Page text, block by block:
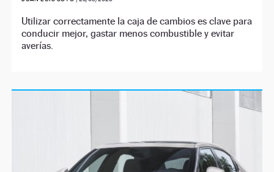
Utilizar correctamente la caja de cambios es clave para
conducir mejor, gastar menos combustible y evitar
averías.